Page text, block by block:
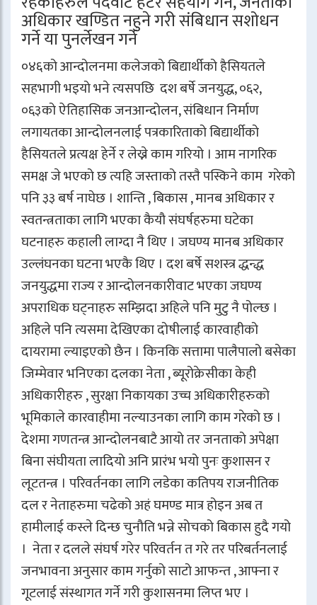
अधिकार खण्डित नहुने गरी संबिधान सशोधन
गर्ने या पुनर्लेखन गर्ने
०४६को आन्दोलनमा कलेजको बिद्यार्थीको हैसियतले
सहभागी भइयो भने त्यसपछि दश बर्षे जनयुद्ध, ०६२,
०६३को ऐतिहासिक जनआन्दोलन, संबिधान निर्माण
लगायतका आन्दोलनलाई पत्रकारिताको बिद्यार्थीको
हैसियतले प्रत्यक्ष हेर्ने र लेख्ने काम गरियो । आम नागरिक
समक्ष जे भएको छ त्यहि जस्ताको तस्तै पस्किने काम गरेको
पनि ३३ बर्ष नाघेछ । शान्ति , बिकास , मानब अधिकार र
स्वतन्त्रताका लागि भएका कैयौ संघर्षहरुमा घटेका
घटनाहरु कहाली लाग्दा नै थिए । जघण्य मानब अधिकार
उल्लंघनका घटना भएकै थिए । दश बर्षे सशस्त्र द्धन्द्ध
जनयुद्धमा राज्य र आन्दोलनकारीवाट भएका जघण्य
अपराधिक घट्नाहरु सम्झिदा अहिले पनि मुटु नै पोल्छ ।
अहिले पनि त्यसमा देखिएका दोषीलाई कारवाहीको
दायरामा ल्याइएको छैन । किनकि सत्तामा पालैपालो बसेका
जिम्मेवार भनिएका दलका नेता , ब्यूरोक्रेसीका केही
अधिकारीहरु , सुरक्षा निकायका उच्च अधिकारीहरुको
भूमिकाले कारवाहीमा नल्याउनका लागि काम गरेको छ ।
देशमा गणतन्त्र आन्दोलनबाटै आयो तर जनताको अपेक्षा
बिना संघीयता लादियो अनि प्रारंभ भयो पुनः कुशासन र
लूटतन्त्र । परिवर्तनका लागि लडेका कतिपय राजनीतिक
दल र नेताहरुमा चढेको अहं घमण्ड मात्र होइन अब त
हामीलाई कस्ले दिन्छ चुनौति भन्ने सोचको बिकास हुदै गयो
। नेता र दलले संघर्ष गरेर परिवर्तन त गरे तर परिबर्तनलाई
जनभावना अनुसार काम गर्नुको साटो आफन्त , आफ्ना र
गूटलाई संस्थागत गर्ने गरी कुशासनमा लिप्त भए ।